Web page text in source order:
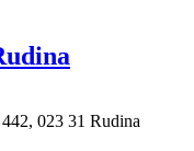
023 31 Rudina